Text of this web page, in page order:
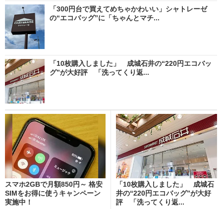
「300円台で買えてめちゃかわいい」シャトレーゼ
の“エコバッグ”に「ちゃんとマチ...
「10枚購入しました」 成城石井の“220円エコバッ
グ”が大好評 「洗ってくり返...
スマホ2GBで月額850円～ 格安
SIMをお得に使うキャンペーン
実施中！
「10枚購入しました」 成城石
井の“220円エコバッグ”が大好
評 「洗ってくり返...